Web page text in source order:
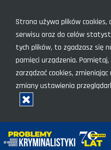
Strona używa plików cookies,
serwisu oraz do celów
tych plików, to zgadzasz się
pamięci urządzenia.
zarządzać cookies,
zmiany ustawienia
Rozumiem, zamknij okno